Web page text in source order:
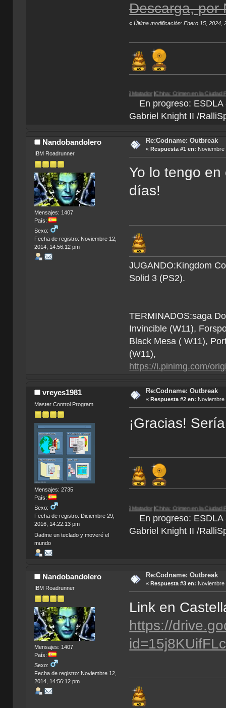
Descarga, por
«Última modificación: Enero 15, 2024,
China: Crimen en la Ciudad Prohibida
En progreso: ESDLA
Gabriel Knight II /
Nandobandolero
IBM Roadrunner
Mensajes: 1407
País:
Sexo:
Fecha de registro: Noviembre 12,
2014, 14:56:12 pm
Re:Codname: Outbreak
« Respuesta #1 en: Noviembre
Yo lo tengo
días!
JUGANDO:Kingdom
Solid 3 (PS2).
TERMINADOS:saga
Invincible (W11),
Black Mesa ( W11),
(W11),
https://i.pinimg.com/
vreyes1981
Master Control Program
Mensajes: 2735
País:
Sexo:
Fecha de registro: Diciembre 29,
2016, 14:22:13 pm
Dadme un teclado y moveré el
mundo
Re:Codname: Outbreak
« Respuesta #2 en: Noviembre
¡Gracias!
Egipto 1156 a.C. China: Crimen en la Ciudad Prohibida
En progreso: ESDLA
Gabriel Knight II /
Nandobandolero
IBM Roadrunner
Mensajes: 1407
País:
Sexo:
Fecha de registro: Noviembre 12,
2014, 14:56:12 pm
Re:Codname: Outbreak
« Respuesta #3 en: Noviembre
Link en
https://